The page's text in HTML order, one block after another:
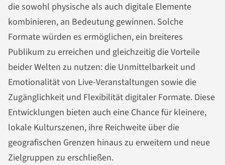
die sowohl physische als auch digitale Elemente
kombinieren, an Bedeutung gewinnen. Solche
Formate würden es ermöglichen, ein breiteres
Publikum zu erreichen und gleichzeitig die Vorteile
beider Welten zu nutzen: die Unmittelbarkeit und
Emotionalität von Live-Veranstaltungen sowie die
Zugänglichkeit und Flexibilität digitaler Formate. Diese
Entwicklungen bieten auch eine Chance für kleinere,
lokale Kulturszenen, ihre Reichweite über die
geografischen Grenzen hinaus zu erweitern und neue
Zielgruppen zu erschließen.